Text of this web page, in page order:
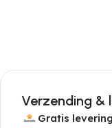
Verzending &
Gratis